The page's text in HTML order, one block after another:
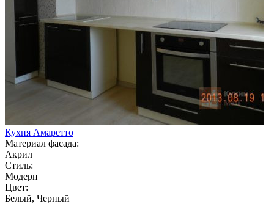
Кухня Амаретто
Материал фасада:
Акрил
Стиль:
Модерн
Цвет:
Белый, Черный